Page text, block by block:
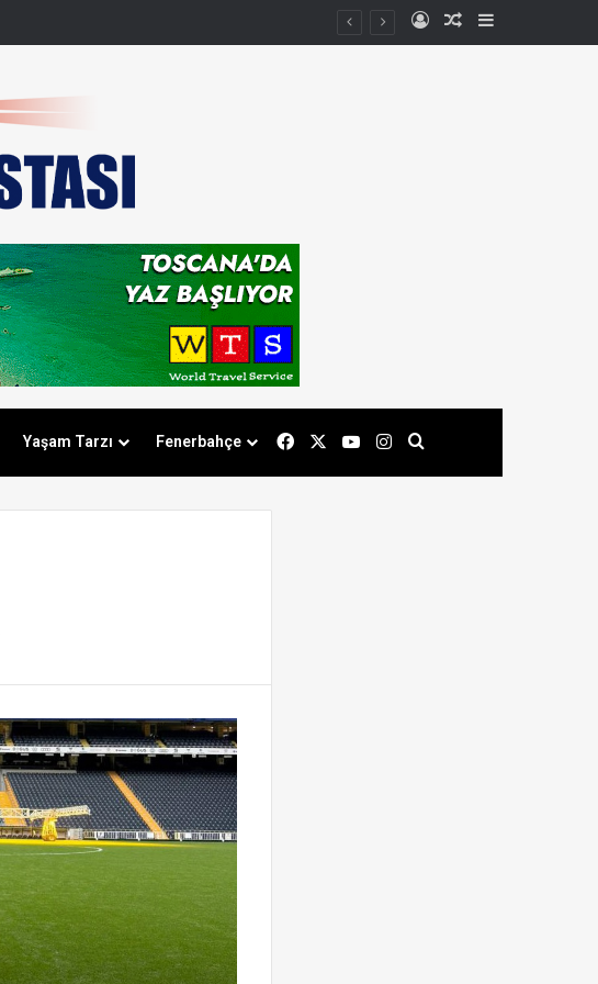
Kayıt OlRastgele Makale
Yaşam Tarzı Fenerbahçe FacebookYouTubeInstagram